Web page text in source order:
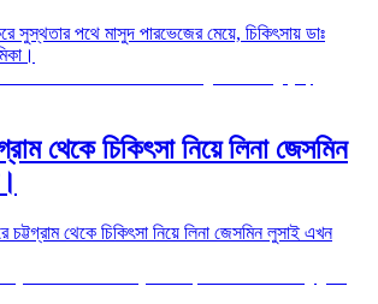
সুস্থতার পথে মাসুদ পারভেজের মেয়ে, চিকিৎসায় ডাঃ
থেকে চিকিৎসা নিয়ে লিনা জেসমিন
চট্টগ্রাম থেকে চিকিৎসা নিয়ে লিনা জেসমিন লুসাই এখন